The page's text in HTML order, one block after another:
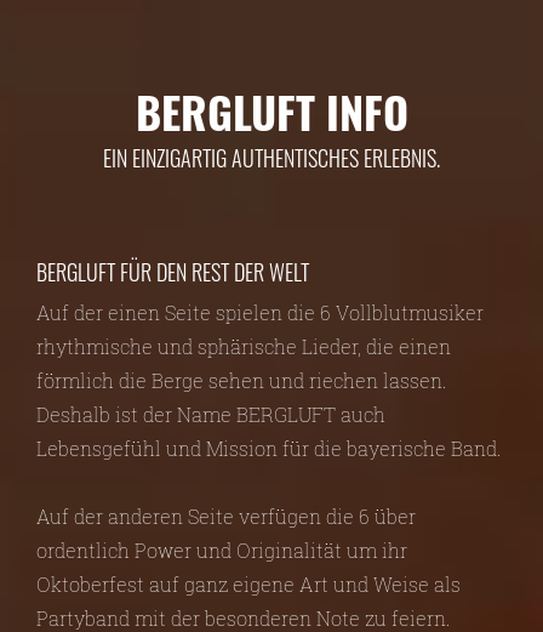
BERGLUFT INFO
EIN EINZIGARTIG AUTHENTISCHES ERLEBNIS.
BERGLUFT FÜR DEN REST DER WELT
Auf der einen Seite spielen die 6 Vollblutmusiker
rhythmische und sphärische Lieder, die einen
förmlich die Berge sehen und riechen lassen.
Deshalb ist der Name BERGLUFT auch
Lebensgefühl und Mission für die bayerische Band.
Auf der anderen Seite verfügen die 6 über
ordentlich Power und Originalität um ihr
Oktoberfest auf ganz eigene Art und Weise als
Partyband mit der besonderen Note zu feiern.